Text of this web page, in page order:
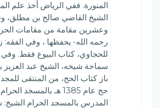
المنورة. ففي الرياض أخذ علم
الشيخ القاضي صالح بن مطلق،
وعشرين مقامة من مقامات
رحمه الله- يحفظها ، وفي الفقه:
للحجاوي، كتاب البيوع فقط.
سماحة شيخه، الشيخ عبد العزيز
باز كتاب الحج، من المنتقى
حج عام 1385 هـ بالمسجد
المدرس بالمسجد الحرام الشيخ: